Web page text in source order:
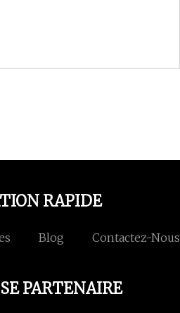
RAPIDE
Blog Contactez-Nous
PARTENAIRE